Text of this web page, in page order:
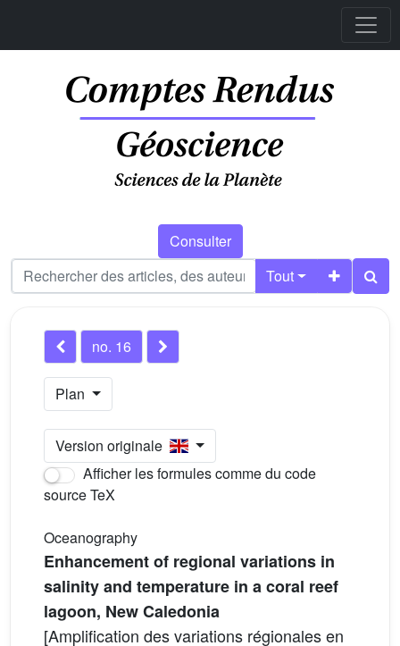
Consulter
Tout
no. 16
Plan
Version originale
Afficher les formules comme du code
source TeX
Oceanography
Enhancement of regional variations in
salinity and temperature in a coral reef
lagoon, New Caledonia
[Amplification des variations régionales en